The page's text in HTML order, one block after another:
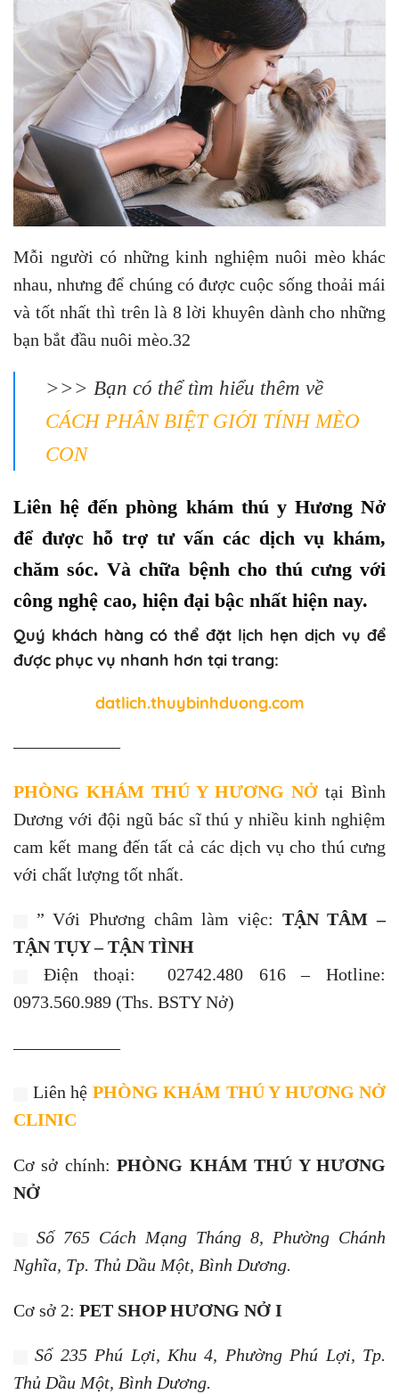
Mỗi người có những kinh nghiệm nuôi mèo khác
nhau, nhưng để chúng có được cuộc sống thoải mái
và tốt nhất thì trên là 8 lời khuyên dành cho những
bạn bắt đầu nuôi mèo.32
>>> Bạn có thể tìm hiểu thêm về
CÁCH PHÂN BIỆT GIỚI TÍNH MÈO
CON
Liên hệ đến phòng khám thú y Hương Nở
để được hỗ trợ tư vấn các dịch vụ khám,
chăm sóc. Và chữa bệnh cho thú cưng với
công nghệ cao, hiện đại bậc nhất hiện nay.
Quý khách hàng có thể đặt lịch hẹn dịch vụ để
được phục vụ nhanh hơn tại trang:
datlich.thuybinhduong.com
——————
PHÒNG KHÁM THÚ Y HƯƠNG NỞ tại Bình
Dương với đội ngũ bác sĩ thú y nhiều kinh nghiệm
cam kết mang đến tất cả các dịch vụ cho thú cưng
với chất lượng tốt nhất.
” Với Phương châm làm việc: TẬN TÂM –
TẬN TỤY – TẬN TÌNH
Điện thoại: 02742.480 616 – Hotline:
0973.560.989 (Ths. BSTY Nở)
——————
Liên hệ PHÒNG KHÁM THÚ Y HƯƠNG NỞ
CLINIC
Cơ sở chính:PHÒNG KHÁM THÚ Y HƯƠNG
NỞ
Số 765 Cách Mạng Tháng 8, Phường Chánh
Nghĩa, Tp. Thủ Dầu Một, Bình Dương.
Cơ sở 2: PET SHOP HƯƠNG NỞ I
Số 235 Phú Lợi, Khu 4, Phường Phú Lợi, Tp.
Thủ Dầu Một, Bình Dương.